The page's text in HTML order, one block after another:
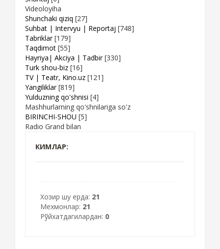
Videoloyiha
Shunchaki qiziq [27]
Suhbat | Intervyu | Reportaj [748]
Tabriklar [179]
Taqdimot [55]
Hayriya| Akciya | Tadbir [330]
Turk shou-biz [16]
TV | Teatr, Kino.uz [121]
Yangiliklar [819]
Yulduzning qo'shnisi [4]
Mashhurlarning qo'shnilariga so'z
BIRINCHI-SHOU [5]
Radio Grand bilan
КИМЛАР:
Хозир шу ерда: 21
Мехмонлар: 21
Рўйхатдагилардан: 0